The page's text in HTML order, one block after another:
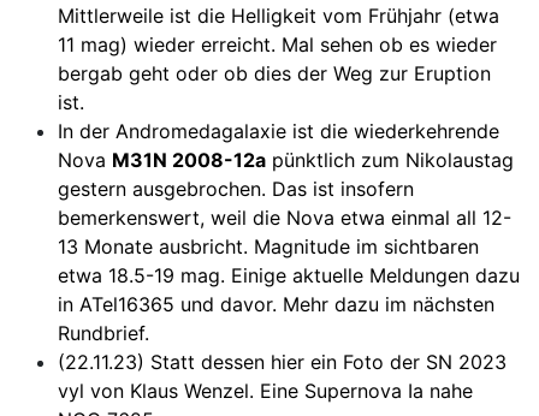
Mittlerweile ist die Helligkeit vom Frühjahr (etwa
11 mag) wieder erreicht. Mal sehen ob es wieder
bergab geht oder ob dies der Weg zur Eruption
ist.
In der Andromedagalaxie ist die wiederkehrende
Nova M31N 2008-12a pünktlich zum Nikolaustag
gestern ausgebrochen. Das ist insofern
bemerkenswert, weil die Nova etwa einmal all 12-
13 Monate ausbricht. Magnitude im sichtbaren
etwa 18.5-19 mag. Einige aktuelle Meldungen dazu
in ATel16365 und davor. Mehr dazu im nächsten
Rundbrief.
(22.11.23) Statt dessen hier ein Foto der SN 2023
vyl von Klaus Wenzel. Eine Supernova Ia nahe